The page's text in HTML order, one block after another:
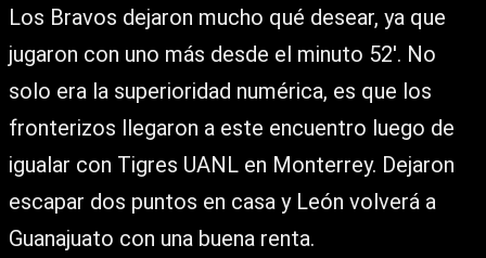
Los Bravos dejaron mucho qué desear, ya que
jugaron con uno más desde el minuto 52′. No
solo era la superioridad numérica, es que los
fronterizos llegaron a este encuentro luego de
igualar con Tigres UANL en Monterrey. Dejaron
escapar dos puntos en casa y León volverá a
Guanajuato con una buena renta.